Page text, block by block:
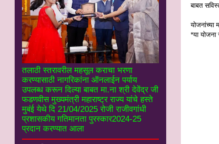
बाबत
*या योजना
तलाठी स्तरावरील महसूल कराचा भरणा
करण्यासाठी नागरिकांना ऑनलाईन पर्याय
उपलब्ध करून दिल्या बाबत मा.ना श्री देवेंद्र जी
फडणवीस मुख्यमंत्री महाराष्ट्र राज्य यांचे हस्ते
मुबंई येथे दि 21/04/2025 रोजी राजीवगांधी
प्रशासकीय गतिमानता पुरस्कार2024-25
प्रदान करण्यात आला